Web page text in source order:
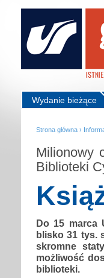
Wydanie bieżące
Strona główna ›
Milionowy
Biblioteki
Do 15 marca
blisko 31 tys.
skromne
możliwość
biblioteki.